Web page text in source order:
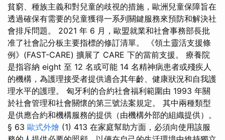
貧窮、種族主義和對兒童的歧視的措施，歐洲兒童保障旨在
透過確保有需要的兒童獲得一系列關鍵服務來預防和解決社
會排斥問題。 2021 年 6 月，歐盟就業和社會事務部長批
准了社會記分板主要指標的修訂清單。 《領土靈活支援條
例》(FAST-CARE) 擴展了 CARE 下的當前支援。 療養院
是指容納 eight 至 12 名或可能 14 名精神病患者或殘疾人
的機構，為護理接受者提供適合其年齡、健康狀況和自我護
理水平的護理。 匈牙利的合約社會福利範圍由 1993 年關
於社會管理和社會關懷的第三號法案規定。 其中兩種類型
是供應合約和機構服務的提供（由機構外部的組織提供）。
§ 63 歐式外燴 (1) 413 在家庭幫助方面，必須向使用該服